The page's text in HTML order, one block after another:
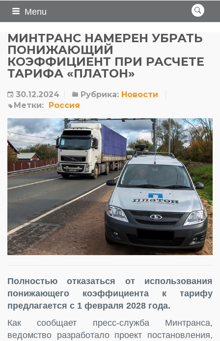
Menu
МИНТРАНС НАМЕРЕН УБРАТЬ
ПОНИЖАЮЩИЙ
КОЭФФИЦИЕНТ ПРИ РАСЧЕТЕ
ТАРИФА «ПЛАТОН»
30.12.2024 Рубрика: Новости
Метки: Россия
Полностью отказаться от использования
понижающего коэффициента к тарифу
предлагается с 1 февраля 2028 года.
Как сообщает пресс-служба Минтранса,
ведомство разработало проект постановления,